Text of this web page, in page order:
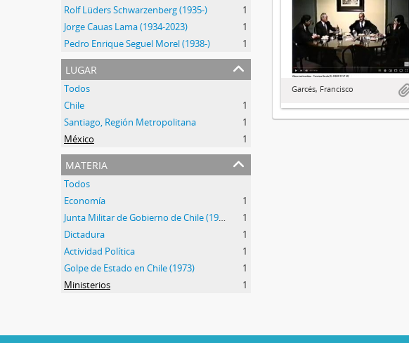
Rolf Lüders Schwarzenberg (1935-)
1
Jorge Cauas Lama (1934-2023)
1
Pedro Enrique Seguel Morel (1938-)
1
lugar
Todos
Chile
1
Santiago, Región Metropolitana
1
México
1
materia
Todos
Economía
1
Junta Militar de Gobierno de Chile (1973-1990)
1
Dictadura
1
Actividad Política
1
Golpe de Estado en Chile (1973)
1
Ministerios
1
Garcés, Francisco